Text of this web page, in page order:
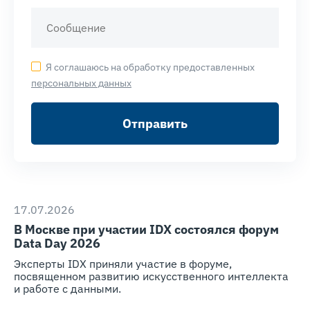
Я соглашаюсь на обработку предоставленных
персональных данных
Отправить
17.07.2026
В Москве при участии IDX состоялся форум
Data Day 2026
Эксперты IDX приняли участие в форуме,
посвященном развитию искусственного интеллекта
и работе с данными.